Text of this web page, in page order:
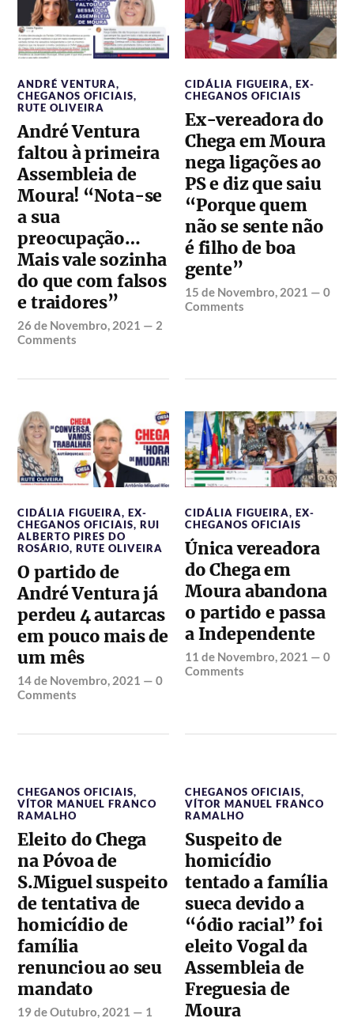
ANDRÉ VENTURA,
CHEGANOS OFICIAIS,
RUTE OLIVEIRA
André Ventura
faltou à primeira
Assembleia de
Moura! “Nota-se
a sua
preocupação…
Mais vale sozinha
do que com falsos
e traidores”
26 de Novembro, 2021 — 2
Comments
CIDÁLIA FIGUEIRA,EX-
CHEGANOS OFICIAIS
Ex-vereadora do
Chega em Moura
nega ligações ao
PS e diz que saiu
“Porque quem
não se sente não
é filho de boa
gente”
15 de Novembro, 2021 —0
Comments
CIDÁLIA FIGUEIRA,EX-
CHEGANOS OFICIAIS,RUI
ALBERTO PIRES DO
ROSÁRIO,RUTE OLIVEIRA
O partido de
André Ventura já
perdeu 4 autarcas
em pouco mais de
um mês
14 de Novembro, 2021 —0
Comments
CIDÁLIA FIGUEIRA,EX-
CHEGANOS OFICIAIS
Única vereadora
do Chega em
Moura abandona
o partido e passa
a Independente
11 de Novembro, 2021 —0
Comments
CHEGANOS OFICIAIS,
VÍTOR MANUEL FRANCO
RAMALHO
Eleito do Chega
na Póvoa de
S.Miguel suspeito
de tentativa de
homicídio de
família
renunciou ao seu
mandato
19 de Outubro, 2021 — 1
CHEGANOS OFICIAIS,
VÍTOR MANUEL FRANCO
RAMALHO
Suspeito de
homicídio
tentado a família
sueca devido a
“ódio racial” foi
eleito Vogal da
Assembleia de
Freguesia de
Moura